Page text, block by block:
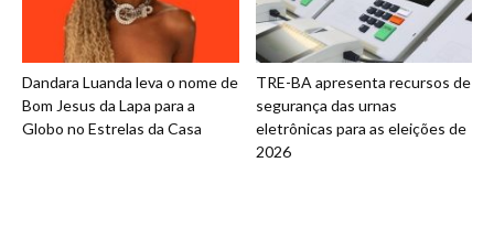
Dandara Luanda leva o nome de
Bom Jesus da Lapa para a
Globo no Estrelas da Casa
TRE-BA apresenta recursos de
segurança das urnas
eletrônicas para as eleições de
2026